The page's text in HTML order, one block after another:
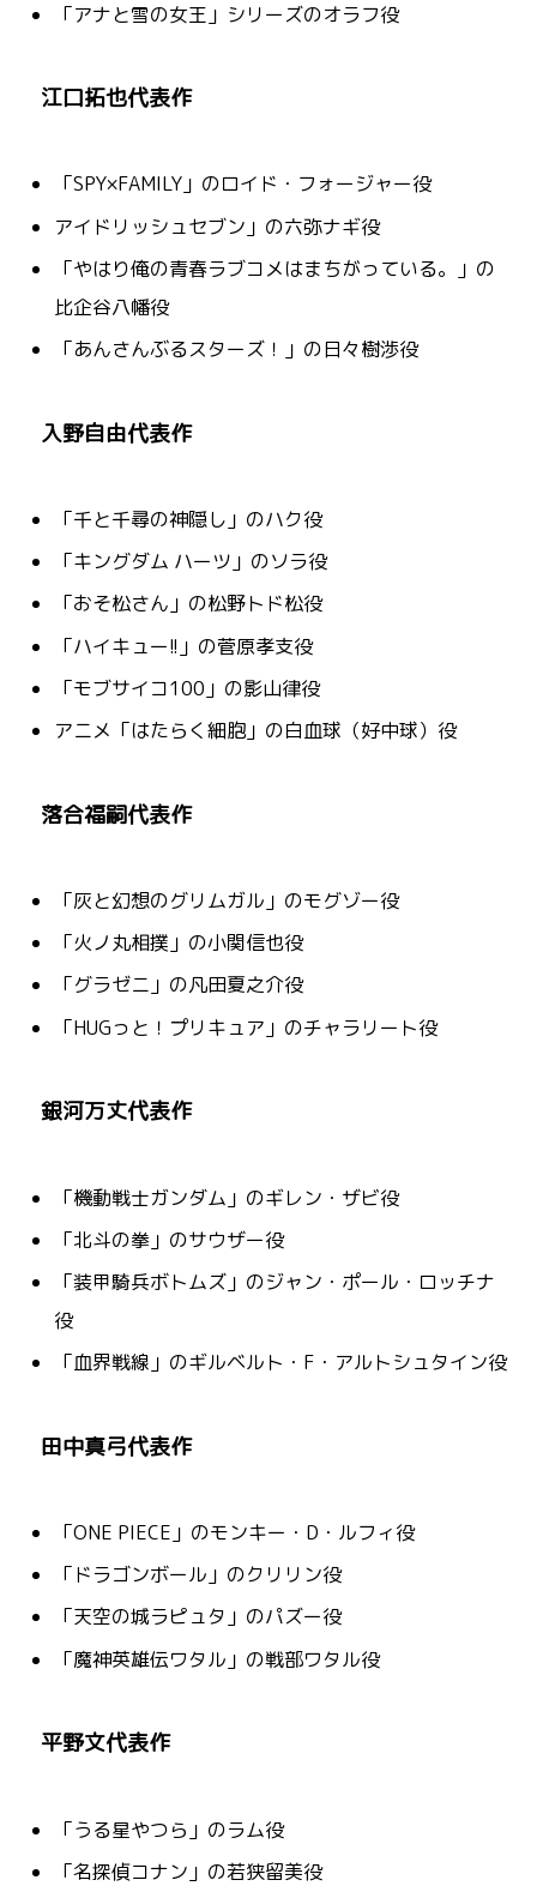
「アナと雪の女王」シリーズのオラフ役
江口拓也代表作
「SPY×FAMILY」のロイド・フォージャー役
アイドリッシュセブン」の六弥ナギ役
「やはり俺の青春ラブコメはまちがっている。」の
比企谷八幡役
「あんさんぶるスターズ！」の日々樹渉役
入野自由代表作
「千と千尋の神隠し」のハク役
「キングダム ハーツ」のソラ役
「おそ松さん」の松野トド松役
「ハイキュー!!」の菅原孝支役
「モブサイコ100」の影山律役
アニメ「はたらく細胞」の白血球（好中球）役
落合福嗣代表作
「灰と幻想のグリムガル」のモグゾー役
「火ノ丸相撲」の小関信也役
「グラゼニ」の凡田夏之介役
「HUGっと！プリキュア」のチャラリート役
銀河万丈代表作
「機動戦士ガンダム」のギレン・ザビ役
「北斗の拳」のサウザー役
「装甲騎兵ボトムズ」のジャン・ポール・ロッチナ
役
「血界戦線」のギルベルト・F・アルトシュタイン役
田中真弓代表作
「ONE PIECE」のモンキー・D・ルフィ役
「ドラゴンボール」のクリリン役
「天空の城ラピュタ」のパズー役
「魔神英雄伝ワタル」の戦部ワタル役
平野文代表作
「うる星やつら」のラム役
「名探偵コナン」の若狭留美役